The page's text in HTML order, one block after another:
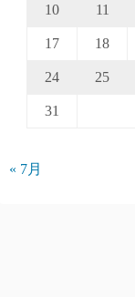
10 11
17 18
24 25
31
« 7月